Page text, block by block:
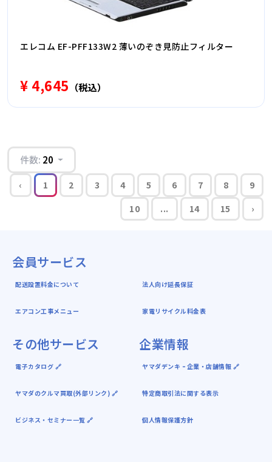
エレコム EF-PFF133W2 薄いのぞき見防止フィルター
¥ 4,645 （税込）
件数: 20
‹ 1 2 3 4 5 6 7 8
9
10
... 14 15 ›
会員サービス
配送設置料金について
エアコン工事メニュー
法人向け延長保証
家電リサイクル料金表
その他サービス
電子カタログ 🔗
ヤマダのクルマ買取(外部リンク) 🔗
ビジネス・セミナー一覧 🔗
企業情報
ヤマダデンキ ｰ 企業・店舗情報 🔗
特定商取引法に関する表示
個人情報保護方針